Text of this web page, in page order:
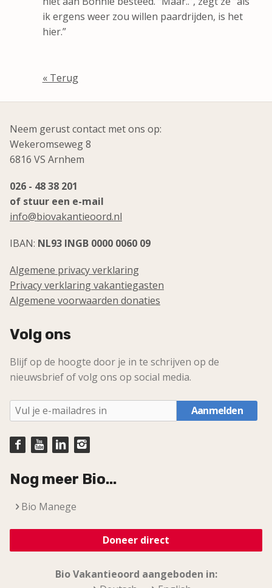
ik ergens weer zou willen paardrijden, is het
hier.”
« Terug
Neem gerust contact met ons op:
Wekeromseweg 8
6816 VS Arnhem
026 - 48 38 201
of stuur een e-mail
info@biovakantieoord.nl
IBAN: NL93 INGB 0000 0060 09
Algemene privacy verklaring
Privacy verklaring vakantiegasten
Algemene voorwaarden donaties
Volg ons
Blijf op de hoogte door je in te schrijven op de
nieuwsbrief of volg ons op social media.
Aanmelden
Nog meer Bio...
Bio Manege
Doneer direct
Bio Vakantieoord aangeboden in: